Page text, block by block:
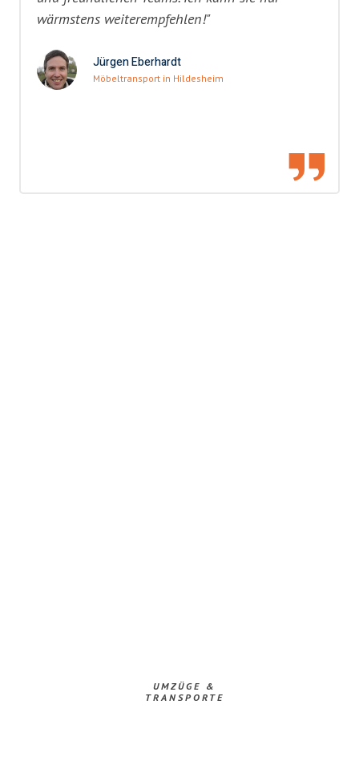
wärmstens weiterempfehlen!"
Jürgen Eberhardt
Möbeltransport in Hildesheim
UMZÜGE &
TRANSPORTE